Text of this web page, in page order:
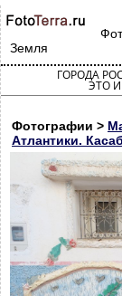
Земля
ГОРОДА
ЭТО
Фотографии >
Атлантики.